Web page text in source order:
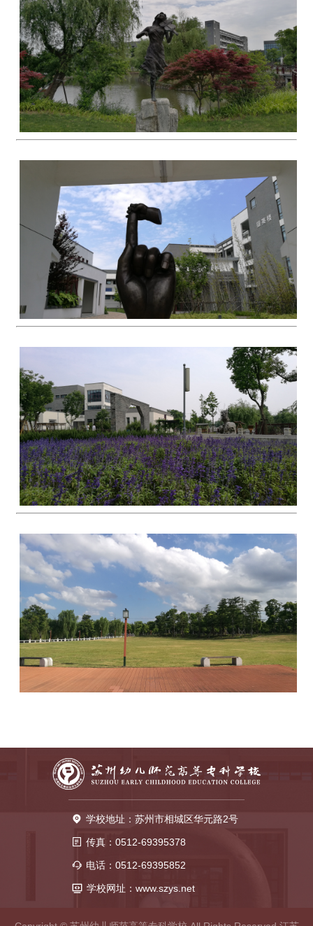
学校地址：苏州市相城区华元路2号
传真：0512-69395378
电话：0512-69395852
学校网址：www.szys.net